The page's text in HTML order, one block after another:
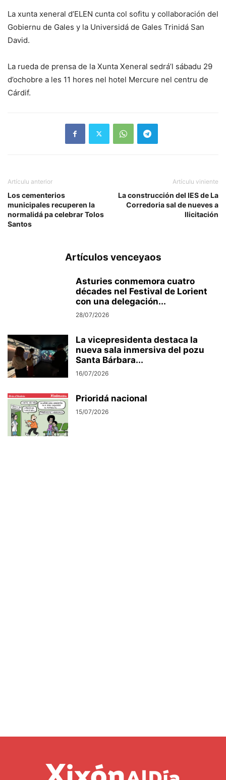
La xunta xeneral d’ELEN cunta col sofitu y collaboración del
Gobiernu de Gales y la Universidá de Gales Trinidá San
David.
La rueda de prensa de la Xunta Xeneral sedrá’l sábadu 29
d’ochobre a les 11 hores nel hotel Mercure nel centru de
Cárdif.
Artículu anterior
Los cementerios
municipales recuperen la
normalidá pa celebrar Tolos
Santos
Artículu viniente
La construcción del IES de La
Corredoria sal de nueves a
llicitación
Artículos venceyaos
Asturies conmemora cuatro
décades nel Festival de Lorient
con una delegación...
28/07/2026
La vicepresidenta destaca la
nueva sala inmersiva del pozu
Santa Bárbara...
16/07/2026
Prioridá nacional
15/07/2026